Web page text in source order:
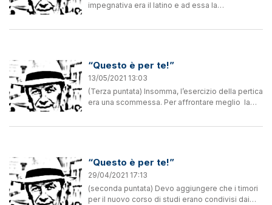
impegnativa era il latino e ad essa la
attenzione. In proposito, c’era una spiegazione,
“Questo è per te!”
13/05/2021 13:03
(Terza puntata) Insomma, l’esercizio della pertica
era una scommessa. Per affrontare meglio la
conoscendo in anticipo il mio turno, appena
“Questo è per te!”
29/04/2021 17:13
(seconda puntata) Devo aggiungere che i timori
per il nuovo corso di studi erano condivisi dai